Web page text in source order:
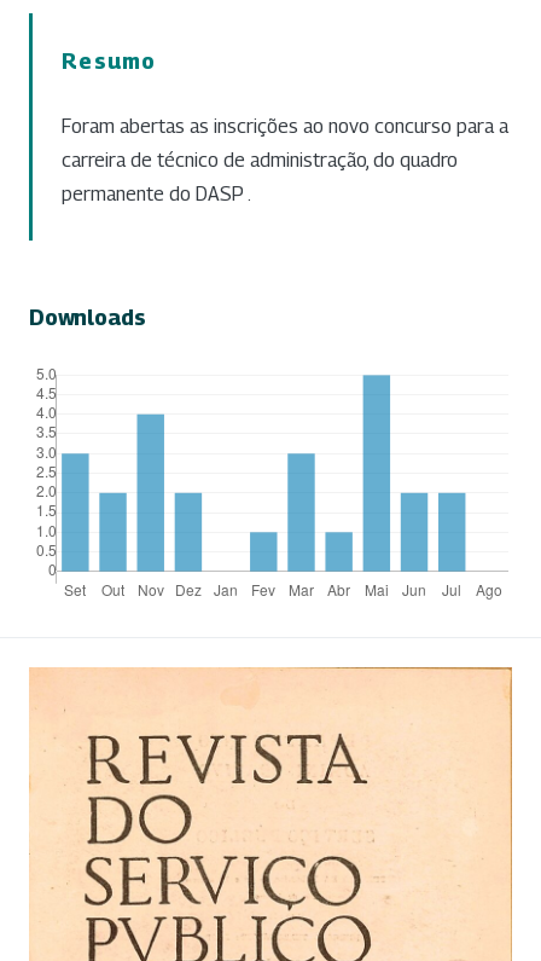
Resumo
Foram abertas as inscrições ao novo concurso para a
carreira de técnico de administração, do quadro
permanente do DASP .
Downloads